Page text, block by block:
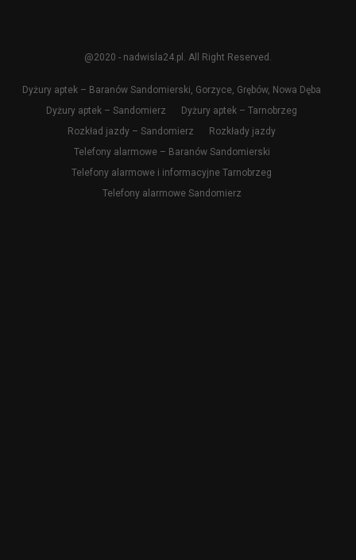
@2020 - nadwisla24.pl. All Right Reserved.
Dyżury aptek – Baranów Sandomierski, Gorzyce, Grębów, Nowa Dęba
Dyżury aptek – Sandomierz
Dyżury aptek – Tarnobrzeg
Rozkład jazdy – Sandomierz
Rozkłady jazdy
Telefony alarmowe – Baranów Sandomierski
Telefony alarmowe i informacyjne Tarnobrzeg
Telefony alarmowe Sandomierz